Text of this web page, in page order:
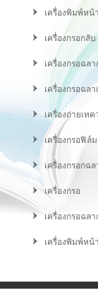
เครื่องพิมพ์ห
เครื่องกรอกลับ
เครื่องกรอฉล
เครื่องกรอฉล
เครื่องถ่ายเท
เครื่องกรอฟิล์ม
เครื่องกรอก
เครื่องกรอ
เครื่องกรอฉล
เครื่องพิมพ์หน้